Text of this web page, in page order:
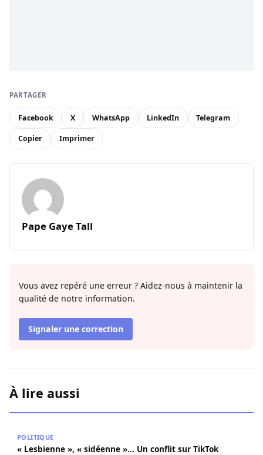
PARTAGER
Facebook X WhatsApp LinkedIn Telegram
Copier Imprimer
Pape Gaye Tall
Vous avez repéré une erreur ? Aidez-nous à maintenir la
qualité de notre information.
Signaler une correction
À lire aussi
POLITIQUE
« Lesbienne », « sidéenne »… Un conflit sur TikTok